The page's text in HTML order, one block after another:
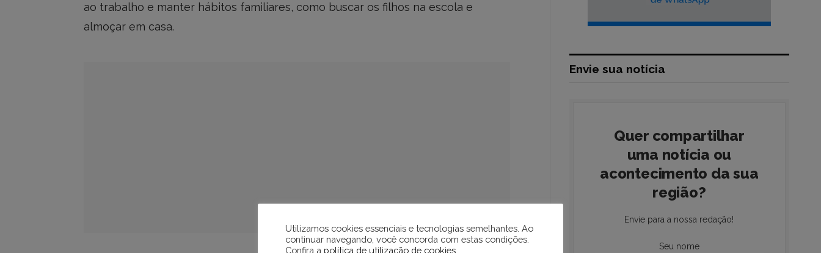
ao trabalho e manter hábitos familiares, como buscar os filhos na escola e
almoçar em casa.
Envie sua notícia
Quer compartilhar
uma notícia ou
acontecimento da sua
região?
Envie para a nossa redação!
Seu nome
Utilizamos cookies essenciais e tecnologias semelhantes. Ao
continuar navegando, você concorda com estas condições.
Confira a política de utilização de cookies